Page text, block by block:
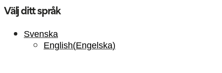
Välj ditt språk
Svenska
English(Engelska)